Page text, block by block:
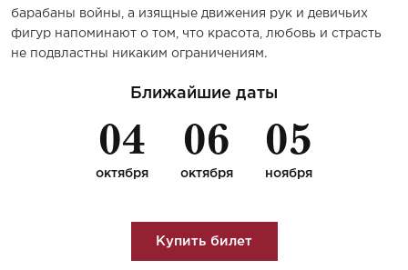
барабаны войны, а изящные движения рук и девичьих
фигур напоминают о том, что красота, любовь и страсть
не подвластны никаким ограничениям.
Ближайшие даты
04
октября
06
октября
05
ноября
Купить билет